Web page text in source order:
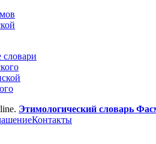
Этимологический словарь
Контакты